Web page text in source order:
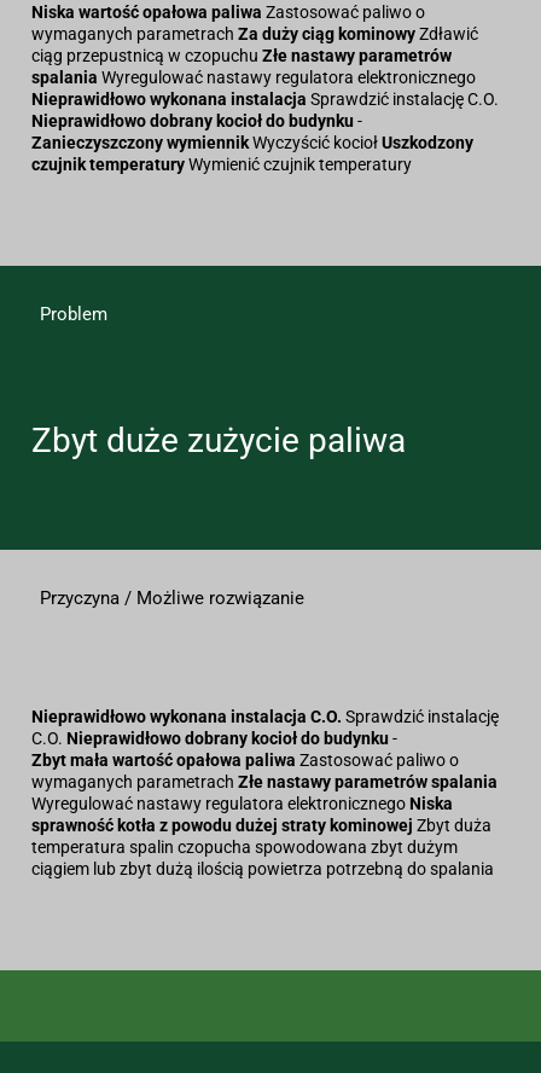
Niska wartość opałowa paliwa Zastosować paliwo o
wymaganych parametrach Za duży ciąg kominowyZdławić
ciąg przepustnicą w czopuchu Złe nastawy parametrów
spalania Wyregulować nastawy regulatora elektronicznego
Nieprawidłowo wykonana instalacja Sprawdzić instalację C.O.
Nieprawidłowo dobrany kocioł do budynku -
Zanieczyszczony wymiennikWyczyścić kociołUszkodzony
czujnik temperaturyWymienić czujnik temperatury
Problem
Zbyt duże zużycie paliwa
Przyczyna / Możliwe rozwiązanie
Nieprawidłowo wykonana instalacja C.O. Sprawdzić instalację
C.O. Nieprawidłowo dobrany kocioł do budynku -
Zbyt mała wartość opałowa paliwa Zastosować paliwo o
wymaganych parametrach Złe nastawy parametrów spalania
Wyregulować nastawy regulatora elektronicznego Niska
sprawność kotła z powodu dużej straty kominowej Zbyt duża
temperatura spalin czopucha spowodowana zbyt dużym
ciągiem lub zbyt dużą ilością powietrza potrzebną do spalania